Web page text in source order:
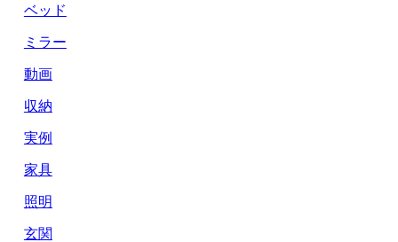
ベッド
ミラー
動画
収納
実例
家具
照明
玄関